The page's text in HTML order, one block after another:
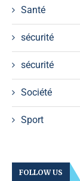
Santé
sécurité
sécurité
Société
Sport
FOLLOW US